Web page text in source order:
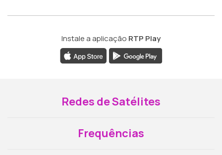
Instale a aplicação RTP Play
Redes de Satélites
Frequências